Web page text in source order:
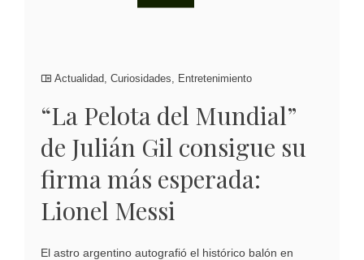
Actualidad Curiosidades Entretenimiento
“La Pelota del Mundial”
de Julián Gil consigue su
firma más esperada:
Lionel Messi
El astro argentino autografió el histórico balón en